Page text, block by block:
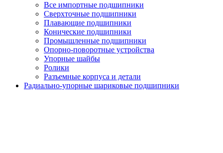
Все импортные подшипники
Сверхточные подшипники
Плавающие подшипники
Конические подшипники
Промышленные подшипники
Опорно-поворотные устройства
Упорные шайбы
Ролики
Разъемные корпуса и детали
Радиально-упорные шариковые подшипники